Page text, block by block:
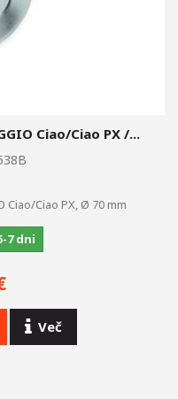
Ciao/Ciao PX /...
Ciao/Ciao PX, Ø 70 mm
7 dni
Več